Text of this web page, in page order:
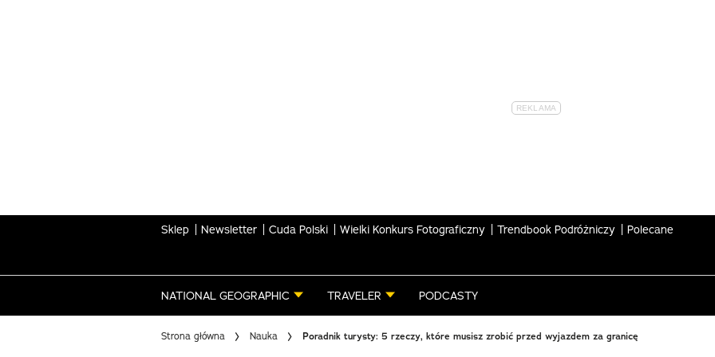
Sklep Newsletter Cuda Polski Wielki Konkurs Fotograficzny Trendbook Podróżniczy Polecane
NATIONAL GEOGRAPHIC TRAVELER PODCASTY
Strona główna Nauka Poradnik turysty: 5 rzeczy, które musisz zrobić przed wyjazdem za granicę